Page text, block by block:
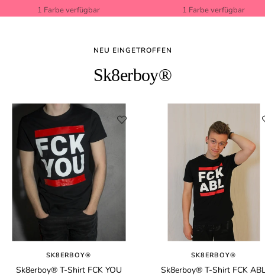
Preis
1 Farbe verfügbar
Preis
1 Farbe verfügbar
NEU EINGETROFFEN
Sk8erboy®
SK8ERBOY®
Sk8erboy® T-Shirt FCK YOU
SK8ERBOY®
Sk8erboy® T-Shirt FCK